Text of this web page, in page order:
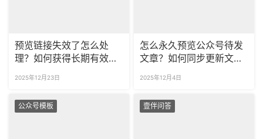
预览链接失效了怎么处
理？如何获得长期有效且
2025年12月23日
怎么永久预览公众号待发
文章？如何同步更新文章
2025年12月4日
公众号模板 壹伴问答